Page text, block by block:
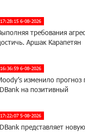
17:28:15 6-08-2026
требования
Аршак Карапетян
16:36:59 6-08-2026
изменило прогноз
на позитивный
17:22:07 5-08-2026
представляет